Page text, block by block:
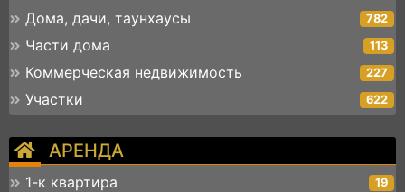
Дома, дачи, таунхаусы 782
Части дома 113
Коммерческая недвижимость 227
Участки 622
АРЕНДА
1-к квартира 19